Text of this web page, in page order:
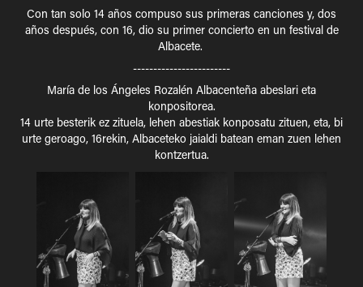
Con tan solo 14 años compuso sus primeras canciones y, dos
años después, con 16, dio su primer concierto en un festival de
Albacete.
------------------------​​​​​​​
María de los Ángeles Rozalén Albacenteña abeslari eta
konpositorea.
14 urte besterik ez zituela, lehen abestiak konposatu zituen, eta, bi
urte geroago, 16rekin, Albaceteko jaialdi batean eman zuen lehen
kontzertua.